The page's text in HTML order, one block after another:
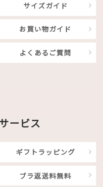
サイズガイド
お買い物ガイド
よくあるご質問
ービス
ギフトラッピング
ブラ返送料無料